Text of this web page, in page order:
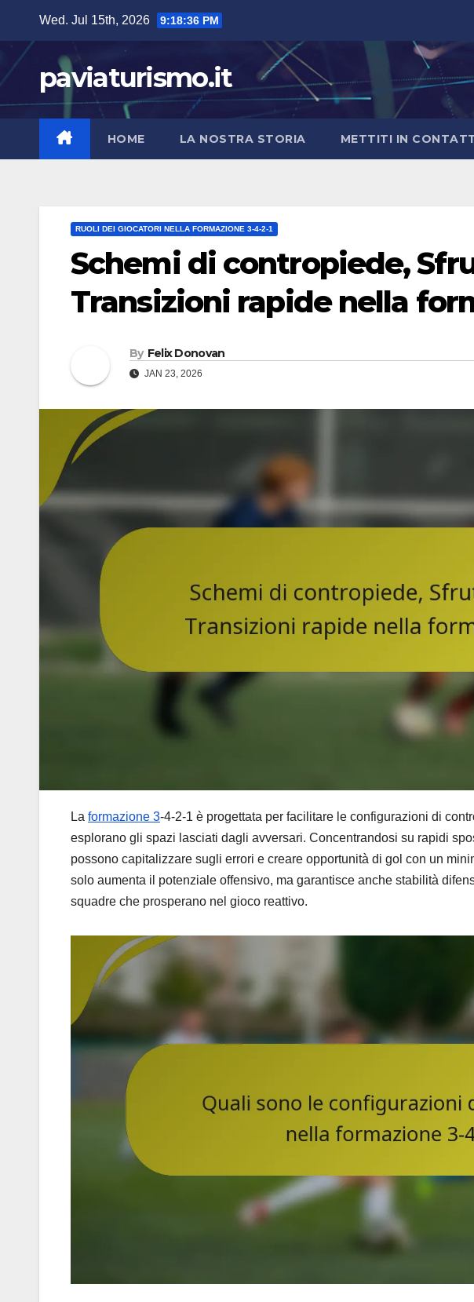
content
Wed. Jul 15th, 2026 9:18:37 PM
paviaturismo.it
HOME LA NOSTRA STORIA METTITI IN
RUOLI DEI GIOCATORI NELLA FORMAZIONE 3-4-2-1
Schemi di contropiede,
Transizioni rapide nella
By Felix Donovan
JAN 23, 2026
La formazione 3-4-2-1 è progettata per facilitare le configurazioni di
esplorano gli spazi lasciati dagli avversari. Concentrandosi su rapidi
possono capitalizzare sugli errori e creare opportunità di gol con un
solo aumenta il potenziale offensivo, ma garantisce anche stabilità
squadre che prosperano nel gioco reattivo.